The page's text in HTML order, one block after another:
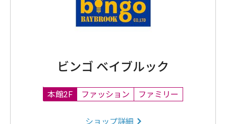
ビンゴ ベイブルック
本館2F ファッション ファミリー
ショップ詳細